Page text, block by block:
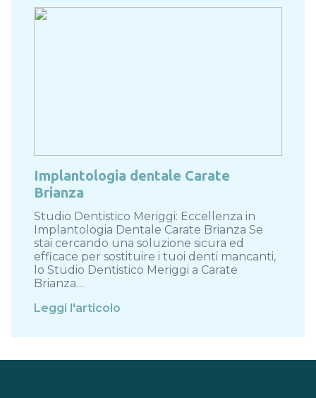
Implantologia dentale Carate
Brianza
Studio Dentistico Meriggi: Eccellenza in
Implantologia Dentale Carate Brianza Se
stai cercando una soluzione sicura ed
efficace per sostituire i tuoi denti mancanti,
lo Studio Dentistico Meriggi a Carate
Brianza…
Leggi l'articolo